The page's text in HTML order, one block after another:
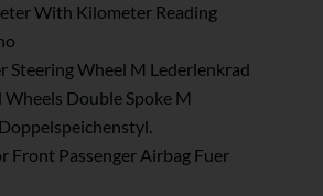
With Kilometer Reading
Steering Wheel M Lederlenkrad
Wheels Double Spoke M
Front Passenger Airbag Fuer